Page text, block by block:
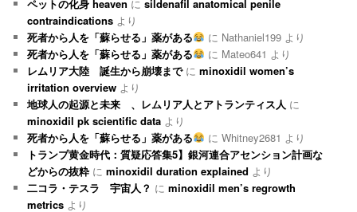
ペットの化身 heaven にsildenafil anatomical penile
contraindications より
死者から人を「蘇らせる」薬がある
に Nathaniel199より
死者から人を「蘇らせる」薬がある
に Mateo641 より
レムリア大陸 誕生から崩壊までにminoxidil women’s
irritation overview より
地球人の起源と未来 、レムリア人とアトランティス人 に
minoxidil pk scientific data より
死者から人を「蘇らせる」薬がある
に Whitney2681 より
トランプ黄金時代：質疑応答集5】銀河連合アセンション計画な
どからの抜粋 にminoxidil duration explained より
二コラ・テスラ 宇宙人？ にminoxidil men’s regrowth
metrics より